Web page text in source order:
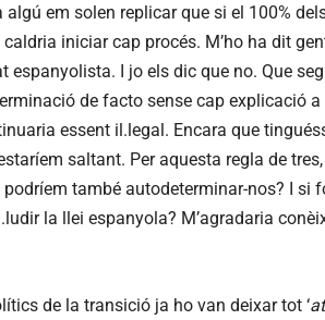
em solen replicar que si el 100%
iniciar cap procés. M’ho ha dit
I jo els dic que no. Que
de facto sense cap explicació a
essent il.legal. Encara que
saltant. Per aquesta regla de
també autodeterminar-nos? I si
la llei espanyola? M’agradaria
de la transició ja ho van deixar tot ‘